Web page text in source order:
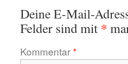
Deine E-Mail-
Felder sind mit *
Kommentar*